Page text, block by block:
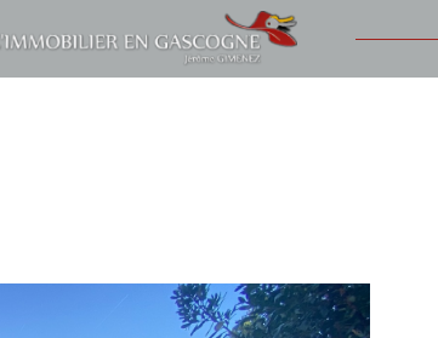
Voir les79annonces